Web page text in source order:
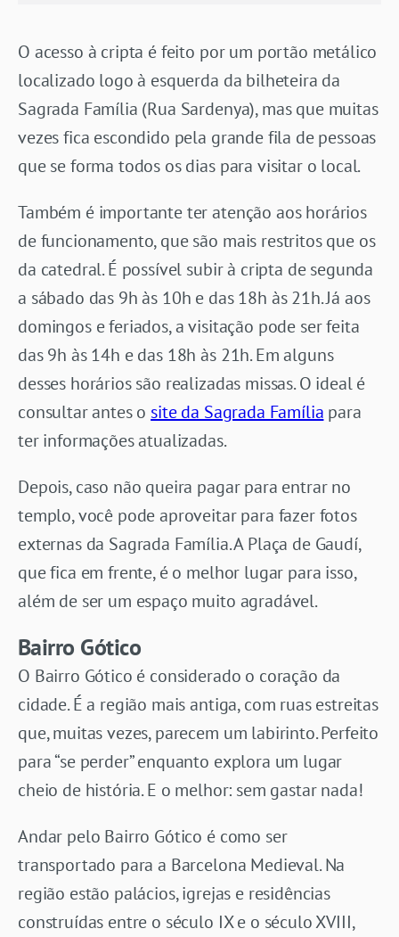
O acesso à cripta é feito por um portão metálico
localizado logo à esquerda da bilheteira da
Sagrada Família (Rua Sardenya), mas que muitas
vezes fica escondido pela grande fila de pessoas
que se forma todos os dias para visitar o local.
Também é importante ter atenção aos horários
de funcionamento, que são mais restritos que os
da catedral. É possível subir à cripta de segunda
a sábado das 9h às 10h e das 18h às 21h. Já aos
domingos e feriados, a visitação pode ser feita
das 9h às 14h e das 18h às 21h. Em alguns
desses horários são realizadas missas. O ideal é
consultar antes o site da Sagrada Família para
ter informações atualizadas.
Depois, caso não queira pagar para entrar no
templo, você pode aproveitar para fazer fotos
externas da Sagrada Família. A Plaça de Gaudí,
que fica em frente, é o melhor lugar para isso,
além de ser um espaço muito agradável.
Bairro Gótico
O Bairro Gótico é considerado o coração da
cidade. É a região mais antiga, com ruas estreitas
que, muitas vezes, parecem um labirinto. Perfeito
para “se perder” enquanto explora um lugar
cheio de história. E o melhor: sem gastar nada!
Andar pelo Bairro Gótico é como ser
transportado para a Barcelona Medieval. Na
região estão palácios, igrejas e residências
construídas entre o século IX e o século XVIII,